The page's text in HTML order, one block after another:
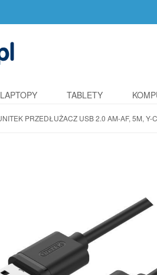
LAPTOPY TABLETY
PRZEDŁUŻACZ USB 2.0 AM-AF, 5M, Y-